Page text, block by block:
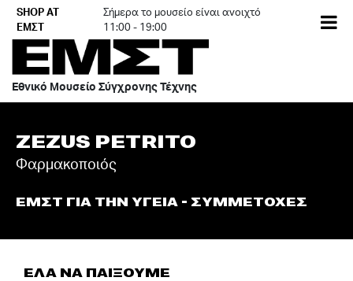
Skip
content
SHOP AT
ΕΜΣΤ
Σήμερα το μουσείο είναι ανοιχτό
11:00 - 19:00
Εθνικό Μουσείο Σύγχρονης Τέχνης
ZEZUS PETRITO
Φαρμακοποιός
ΕΜΣΤ ΓΙΑ ΤΗΝ ΥΓΕΙΑ - ΣΥΜΜΕΤΟΧΕΣ
ΕΛΑ ΝΑ ΠΑΙΞΟΥΜΕ